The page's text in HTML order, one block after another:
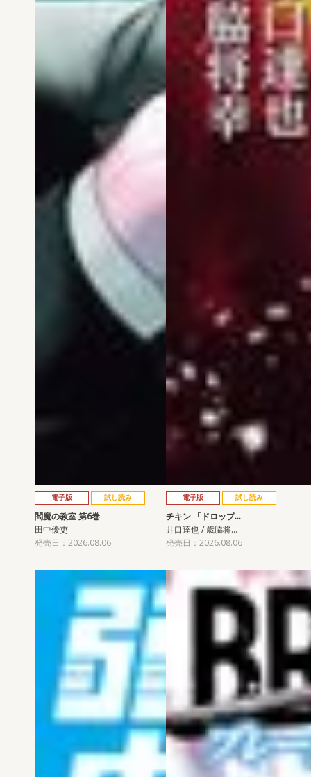
電子版 試し読み
閻魔の教室 第6巻
田中優吏
発売日：2026.08.06
電子版 試し読み
チキン 「ドロップ…
井口達也 / 歳脇将…
発売日：2026.08.06